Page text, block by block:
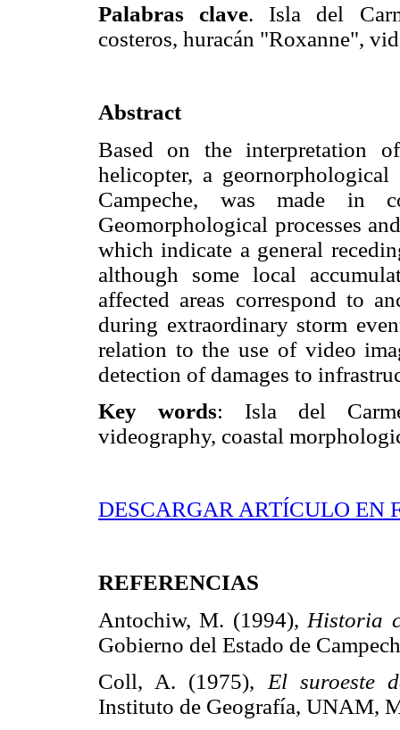
Palabras clave. Isla del
costeros, huracán "Roxanne",
Abstract
Based on the interpretation
helicopter, a
Campeche, was made in
Geomorphological processes
which indicate a general
although some local
affected areas correspond to
during extraordinary storm
relation to the use of video
detection of damages to
Key words: Isla del
videography, coastal
DESCARGAR ARTÍCULO EN
REFERENCIAS
Antochiw, M. (1994), Historia
Gobierno del Estado de
Coll, A. (1975), El suroeste
Instituto de Geografía,